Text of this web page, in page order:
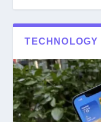
TECHNOLOGY